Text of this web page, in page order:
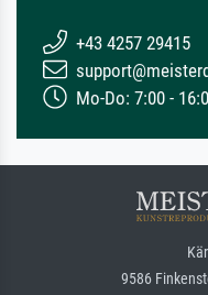
+43 4257 29415
Mo-Do: 7:00 -
9586